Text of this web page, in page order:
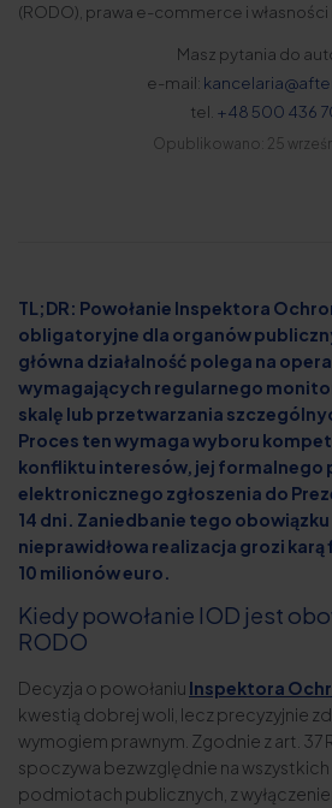
(RODO), prawa e-commerce i
Masz pytania do
e-mail:
tel. +48 500 436
Opublikowano: 25
TL;DR: Powołanie Inspektora
obligatoryjne dla organów
główna działalność polega na
wymagających regularnego
skalę lub przetwarzania
Proces ten wymaga wyboru
konfliktu interesów, jej formalnego
elektronicznego zgłoszenia do
14 dni. Zaniedbanie tego
nieprawidłowa realizacja grozi karą
10 milionów euro.
Kiedy powołanie IOD jest
RODO
Decyzja o powołaniu Inspektora
kwestią dobrej woli, lecz precyzyjnie
wymogiem prawnym. Zgodnie z art. 37
spoczywa bezwzględnie na wszystkich
podmiotach publicznych, z